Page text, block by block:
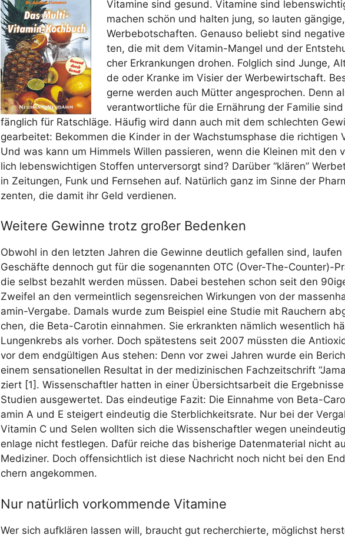
Vit­ami­ne sind gesund. Vit­ami­ne sind
machen schön und hal­ten jung, so lau­ten
Wer­be­bot­schaf­ten. Genau­so beliebt sind
ten, die mit dem Vit­amin-Man­gel und der
cher Erkran­kun­gen dro­hen. Folg­lich sind Jun­ge,
de oder Kran­ke im Visier der Wer­be­wirt­schaft.
ger­ne wer­den auch Müt­ter ange­spro­chen. Denn
ver­ant­wort­li­che für die Ernäh­rung der Fami­lie
fäng­lich für Rat­schlä­ge. Häu­fig wird dann auch mit dem schlech­ten
gear­bei­tet: Bekom­men die Kin­der in der Wachs­tums­pha­se die rich­ti­gen
Und was kann um Him­mels Wil­len pas­sie­ren, wenn die Klei­nen mit den
lich lebens­wich­ti­gen Stof­fen unter­ver­sorgt sind? Dar­über “klä­ren”
in Zei­tun­gen, Funk und Fern­se­hen auf. Natür­lich ganz im Sin­ne der
zen­ten, die damit ihr Geld verdienen.
Weitere Gewinne trotz großer Bedenken
Obwohl in den letz­ten Jah­ren die Gewin­ne deut­lich gefal­len sind, lau­fen
Geschäf­te den­noch gut für die soge­nann­ten OTC (Over-The-Counter)-
die selbst bezahlt wer­den müs­sen. Dabei bestehen schon seit den
Zwei­fel an den ver­meint­lich segens­rei­chen Wir­kun­gen von der
amin-Ver­ga­be. Damals wur­de zum Bei­spiel eine Stu­die mit Rau­chern
chen, die Beta-Caro­tin ein­nah­men. Sie erkrank­ten näm­lich wesent­lich
Lun­gen­krebs als vor­her. Doch spä­tes­tens seit 2007 müss­ten die
vor dem end­gül­ti­gen Aus ste­hen: Denn vor zwei Jah­ren wur­de ein
einem sen­sa­tio­nel­len Resul­tat in der medi­zi­ni­schen Fach­zeit­schrift
ziert [1]. Wis­sen­schaft­ler hat­ten in einer Über­sichts­ar­beit die
Stu­di­en aus­ge­wer­tet. Das ein­deu­ti­ge Fazit: Die Ein­nah­me von Beta-
amin A und E stei­gert ein­deu­tig die Sterb­lich­keits­ra­te. Nur bei der
Vit­amin C und Selen woll­ten sich die Wis­sen­schaft­ler wegen
en­la­ge nicht fest­le­gen. Dafür rei­che das bis­he­ri­ge Daten­ma­te­ri­al nicht
Medi­zi­ner. Doch offen­sicht­lich ist die­se Nach­richt noch nicht bei den
chern angekommen.
Nur natürlich vorkommende Vitamine
Wer sich auf­klä­ren las­sen will, braucht gut recher­chier­te, mög­lichst